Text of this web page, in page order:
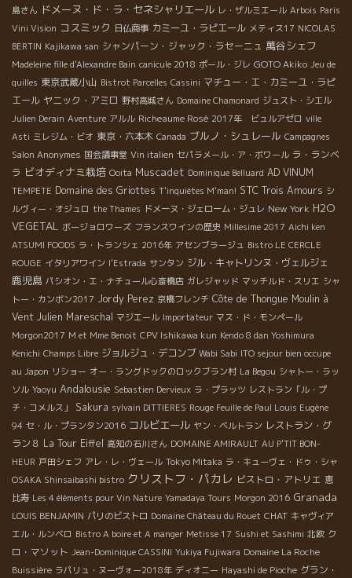
島さん ドメーヌ・ド・ラ・セネシャリエール レ・ザルミエール Arbois Paris
Vini Vision コスミック 日仏商事 カミーユ・ラピエール メティス17 NICOLAS
BERTIN Kajikawa san シャンパーン・ジャック・ラセーニュ 萬谷シェフ
Madeleine fille d'Alexandre Bain canicule 2018 ポール・ジレ GOTO Akiko Jeu de
quilles 東京武蔵小山 Bistrot Parcelles Cassini マチュー・エ・カミーユ・ラピ
エール ヤニック・アミロ 野村高城さん Domaine Chamonard ジュスト・シエル
Julien Derain Aventure アルル Richeaume Rosé 2017年 ビュルアゼロ ville
Asti ミレジム・ビオ 東京・六本木 Canada ブルノ・シュレール Campagnes
Salon Anonymes 国会議事堂 Vin italien セパラメール・ア・ボワール ラ・ランベ
ラ ビオディナミ栽培 Ooita Muscadet Dominique Belluard AD VINUM
TEMPETE Domaine des Griottes T'inquiètes M'man! STC Trois Amours シ
ルヴィー・オジュロ the Thames ドメーヌ・ジェローム・ジュレ New York H2O
VEGETAL ボージョロワーズ フランスワインの歴史 Millesime 2017 Aichi ken
ATSUMI FOODS ラ・トランシェ 2016年 アセンブラージュ Bistro LE CERCLE
ROUGE イタリアワイン l'Estrada サンタン ジル・キャトリンヌ・ヴェルジェ
鹿児島 パシオン・エ・ナチュール心斎橋店 ガレジャッド マッチルド・スリエ シャ
トー・カンボン2017 Jordy Perez 京橋フレンチ Côte de Thongue Moulin à
Vent Julien Mareschal マジエール Importateur マス・ド・モンペール
Morgon2017 M et Mme Benoit CPV Ishikawa kun Kendo 8 dan Yoshimura
Kenichi Champs Libre ジョルジュ・デコンブ Wabi Sabi ITO sejour bien occupe
au Japon リショー オー・ラングドックのロックブラン村 La Begou シャトー・ラッ
ソル Yaoyu Andalousie Sebastien Dervieux ラ・プラッツ レストラン「ル・プ
チ・コメルス」
Sakura sylvain DITTIERES Rouge Feuille de Paul Louis Eugène
94 セ・ル・プランタン2016 コルビエール ヤン・ベルトラン レストラン・グ
ラン８ La Tour Eiffel 高知の石川さん DOMAINE AMIRAULT AU P'TIT BON-
HEUR 戸田シェフ アレ・レ・ヴェール Tokyo Mitaka ラ・キューヴェ・ドゥ・シャ
OSAKA Shinsaibashi bistro クリストフ・パカレ ビストロ・アトリエ 恵
比寿 Les 4 éléments pour Vin Nature Yamadaya Tours Morgon 2016 Granada
LOUIS BENJAMIN パリのビストロ Domaine Château du Rouet CHAT キャヴィア
エル・ルンベロ Bistro A boire et A manger Metisse 17 Sushi et Sashimi 北欧 ク
ロ・マソット Jean-Dominique CASSINI Yukiya Fujiwara Domaine La Roche
Buissière ラパリュ・ヌーヴォー2018年 ディオニー Hayashi de Pioche グラン・